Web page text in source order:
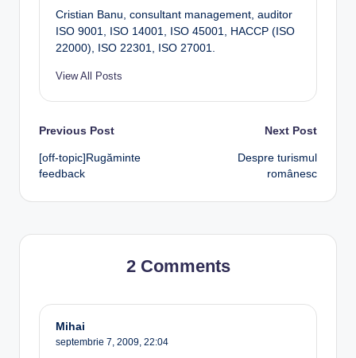
Cristian Banu, consultant management, auditor
ISO 9001, ISO 14001, ISO 45001, HACCP (ISO
22000), ISO 22301, ISO 27001.
View All Posts
Post
navigation
Previous Post
[off-topic]Rugăminte
feedback
Next Post
Despre turismul
românesc
2 Comments
Mihai
septembrie 7, 2009, 22:04